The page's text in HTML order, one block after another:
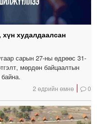
худалдаалсан
сарын 27-ны өдрөөс 31-
мөрдөн байцаалтын
2 өдрийн өмнө 0